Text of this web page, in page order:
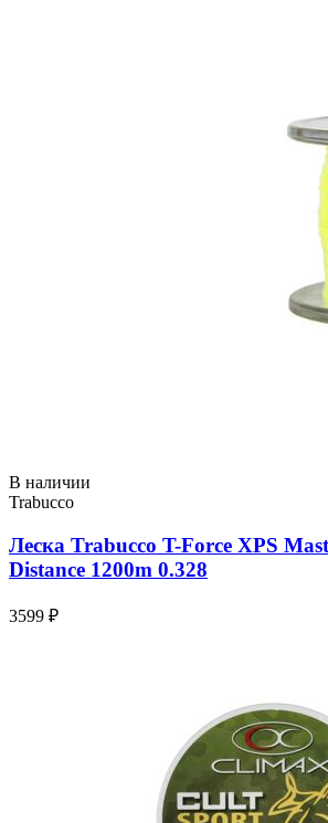
В наличии
Trabucco
Леска Trabucco T-Force XPS
Distance 1200m 0.328
3599 ₽